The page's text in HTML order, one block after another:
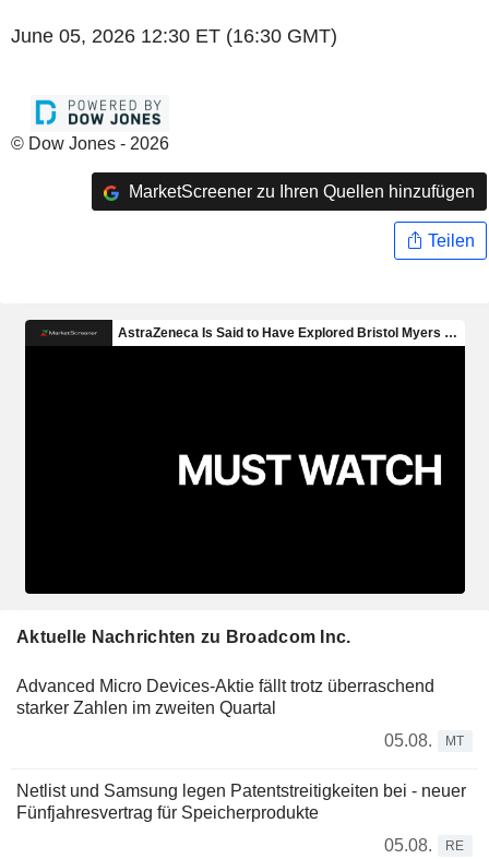
June 05, 2026 12:30 ET (16:30 GMT)
© Dow Jones - 2026
MarketScreener zu Ihren Quellen hinzufügen
Teilen
Aktuelle Nachrichten zu Broadcom Inc.
Advanced Micro Devices-Aktie fällt trotz überraschend
starker Zahlen im zweiten Quartal
05.08.
MT
Netlist und Samsung legen Patentstreitigkeiten bei - neuer
Fünfjahresvertrag für Speicherprodukte
05.08.
RE